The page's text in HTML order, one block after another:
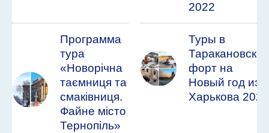
2022
Программа
тура
«Новорічна
таємниця та
смаківниця.
Файне місто
Тернопіль»
Туры в
Таракановский
форт на
Новый год из
Харькова 2022